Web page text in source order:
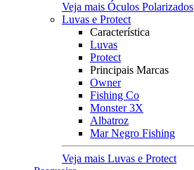
Veja mais Óculos Polarizados
Luvas e Protect
Característica
Luvas
Protect
Principais Marcas
Owner
Fishing Co
Monster 3X
Albatroz
Mar Negro Fishing
Veja mais Luvas e Protect